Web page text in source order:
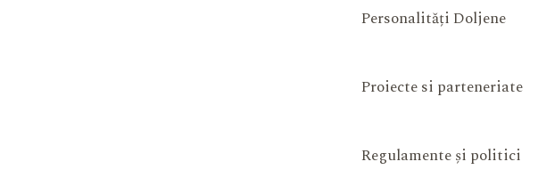
Personalități Doljene
Proiecte si parteneriate
Regulamente și politici